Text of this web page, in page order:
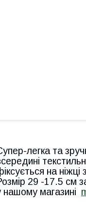
легка та
на
29 -17.5 см
нашому магазині